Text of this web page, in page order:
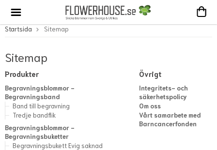
Startsida Sitemap
Sitemap
Produkter
Begravningsblommor -
Begravningsband
Band till begravning
Tredje bandflik
Begravningsblommor -
Begravningsbuketter
Begravningsbukett Evig saknad
Övrigt
Integritets- och
säkerhetspolicy
Om oss
Vårt samarbete med
Barncancerfonden